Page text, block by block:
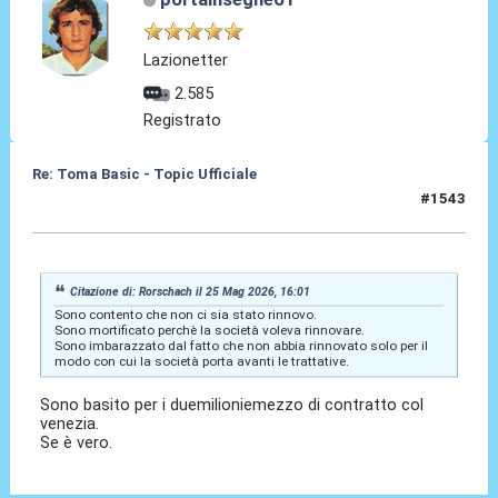
Lazionetter
2.585
Registrato
Re: Toma Basic - Topic Ufficiale
#1543
Citazione di: Rorschach il 25 Mag 2026, 16:01
Sono contento che non ci sia stato rinnovo.
Sono mortificato perchè la società voleva rinnovare.
Sono imbarazzato dal fatto che non abbia rinnovato solo per il
modo con cui la società porta avanti le trattative.
Sono basito per i duemilioniemezzo di contratto col
venezia.
Se è vero.